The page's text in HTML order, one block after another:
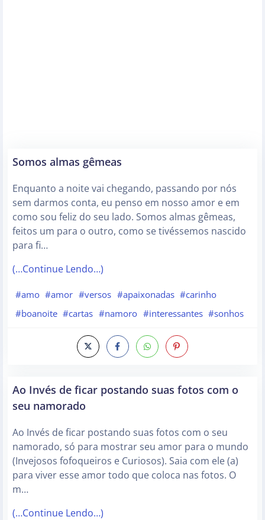
Somos almas gêmeas
Enquanto a noite vai chegando, passando por nós
sem darmos conta, eu penso em nosso amor e em
como sou feliz do seu lado. Somos almas gêmeas,
feitos um para o outro, como se tivéssemos nascido
para fi…
(…Continue Lendo…)
#amo #amor #versos #apaixonadas #carinho
#boanoite #cartas #namoro #interessantes #sonhos
Ao Invés de ficar postando suas fotos com o
seu namorado
Ao Invés de ficar postando suas fotos com o seu
namorado, só para mostrar seu amor para o mundo
(Invejosos fofoqueiros e Curiosos). Saia com ele (a)
para viver esse amor todo que coloca nas fotos. O
m…
(…Continue Lendo…)